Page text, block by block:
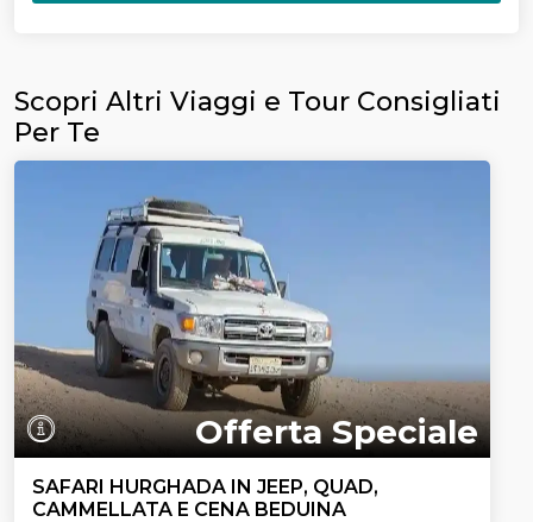
Scopri Altri Viaggi e Tour Consigliati
Per Te
Offerta Speciale
SAFARI HURGHADA IN JEEP, QUAD,
CAMMELLATA E CENA BEDUINA